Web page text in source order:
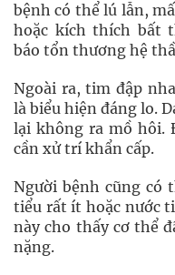
bệnh có thể lú lẫn,
hoặc kích thích bất
báo tổn thương hệ
Ngoài ra, tim đập
là biểu hiện đáng lo.
lại không ra mồ hôi.
cần xử trí khẩn cấp.
Người bệnh cũng có
tiểu rất ít hoặc nước
này cho thấy cơ thể
nặng.